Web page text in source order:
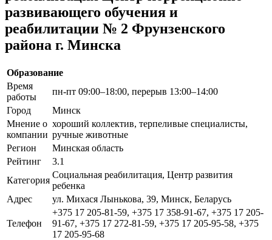
развивающего обучения и
реабилитации № 2 Фрунзенского
района г. Минска
Образование
Время
работы
пн-пт 09:00–18:00, перерыв 13:00–14:00
Город
Минск
Мнение о
компании
хороший коллектив, терпеливые специалисты,
ручные животные
Регион
Минская область
Рейтинг
3.1
Категория
Социальная реабилитация, Центр развития
ребенка
Адрес
ул. Михася Лынькова, 39, Минск, Беларусь
Телефон
+375 17 205-81-59, +375 17 358-91-67, +375 17 205-
91-67, +375 17 272-81-59, +375 17 205-95-58, +375
17 205-95-68